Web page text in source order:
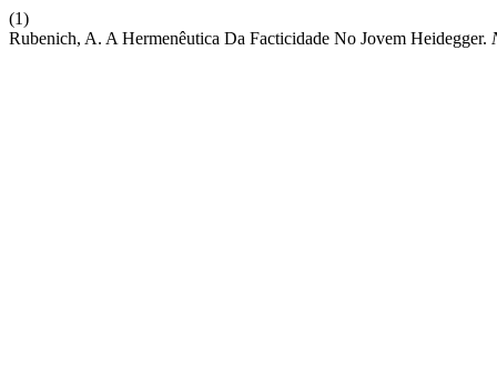
(1)
Rubenich, A. A Hermenêutica Da Facticidade No Jovem Heidegger.